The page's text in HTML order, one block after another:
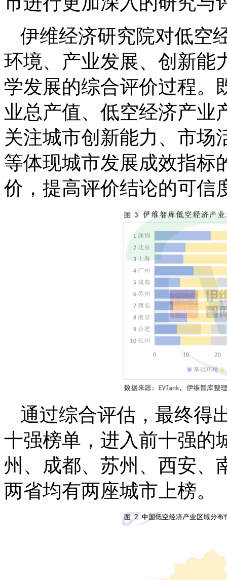
伊维经济研究院对低空
环境、产业发展、创新能
学发展的综合评价过程。
业总产值、低空经济产业
关注城市创新能力、市场
等体现城市发展成效指标
价，提高评价结论的可信
通过综合评估，最终得
十强榜单，进入前十强的
州、成都、苏州、西安、
两省均有两座城市上榜。